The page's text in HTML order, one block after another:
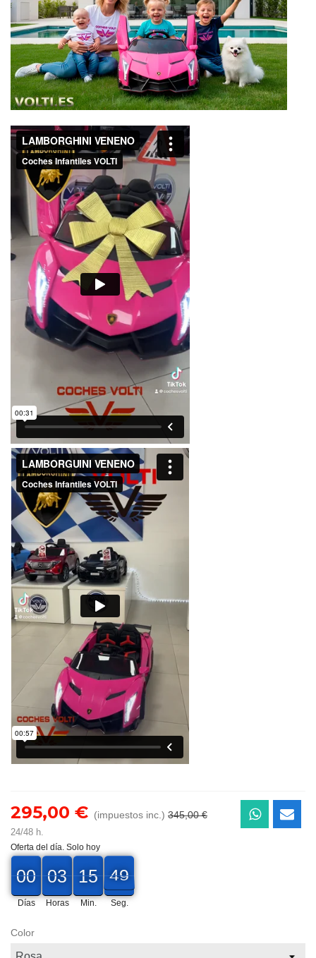
295,00 € (impuestos inc.) 345,00 €
24/48 h.
Oferta del día. Solo hoy
00
00
00
Días
03
03
00
Horas
15
15
00
Min.
47
48
Seg.
Color